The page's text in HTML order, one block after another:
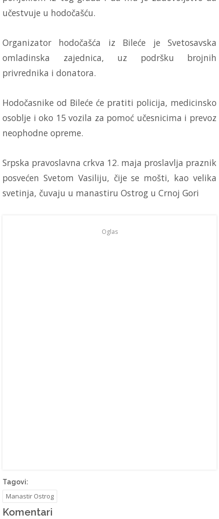
učestvuje u hodočašću.
Organizator hodočašća iz Bileće je Svetosavska
omladinska zajednica, uz podršku brojnih
privrednika i donatora.
Hodočasnike od Bileće će pratiti policija, medicinsko
osoblje i oko 15 vozila za pomoć učesnicima i prevoz
neophodne opreme.
Srpska pravoslavna crkva 12. maja proslavlja praznik
posvećen Svetom Vasiliju, čije se mošti, kao velika
svetinja, čuvaju u manastiru Ostrog u Crnoj Gori
Oglas
Tagovi:
Manastir Ostrog
Komentari